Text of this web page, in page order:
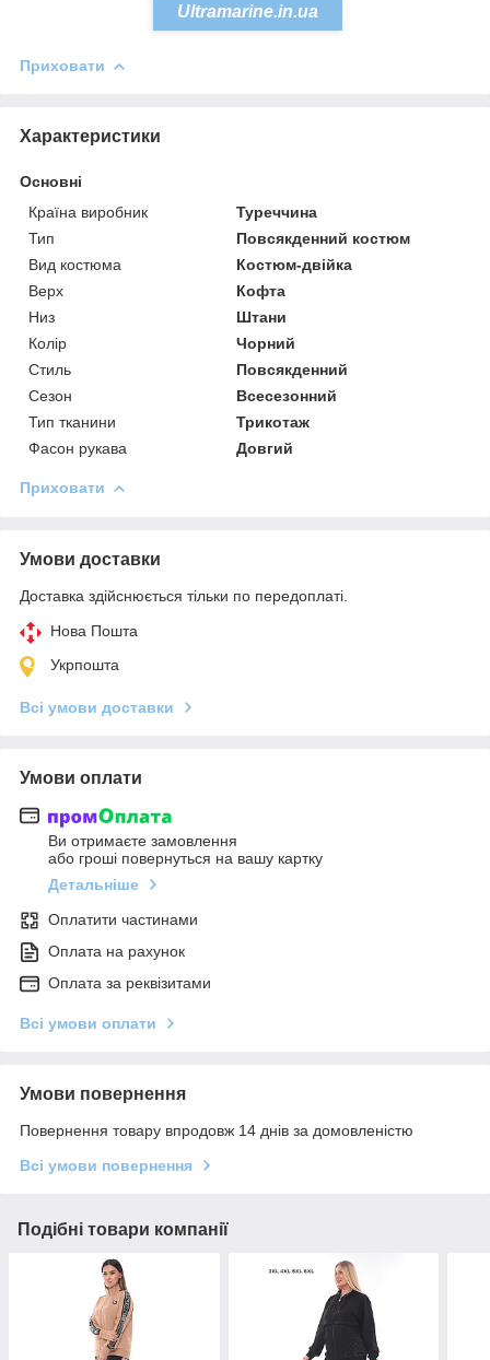
Ultramarine.in.ua
Приховати
Характеристики
Основні
Країна виробник
Туреччина
Тип
Повсякденний костюм
Вид костюма
Костюм-двійка
Верх
Кофта
Низ
Штани
Колір
Чорний
Стиль
Повсякденний
Сезон
Всесезонний
Тип тканини
Трикотаж
Фасон рукава
Довгий
Приховати
Умови доставки
Доставка здійснюється тільки по передоплаті.
Нова Пошта
Укрпошта
Всі умови доставки
Умови оплати
Ви отримаєте замовлення
або гроші повернуться на вашу картку
Детальніше
Оплатити частинами
Оплата на рахунок
Оплата за реквізитами
Всі умови оплати
Умови повернення
Повернення товару впродовж 14 днів за домовленістю
Всі умови повернення
Подібні товари компанії